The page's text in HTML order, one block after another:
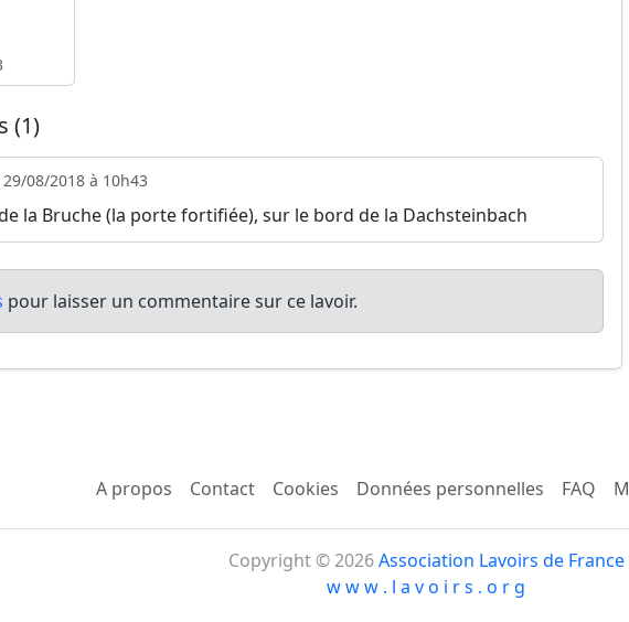
(1)
29/08/2018 à 10h43
la Bruche (la porte fortifiée), sur le bord de la Dachsteinbach
pour laisser un commentaire sur ce lavoir.
A propos Contact Cookies Données personnelles FAQ
Copyright © 2026Association Lavoirs de France
w w w . l a v o i r s . o r g